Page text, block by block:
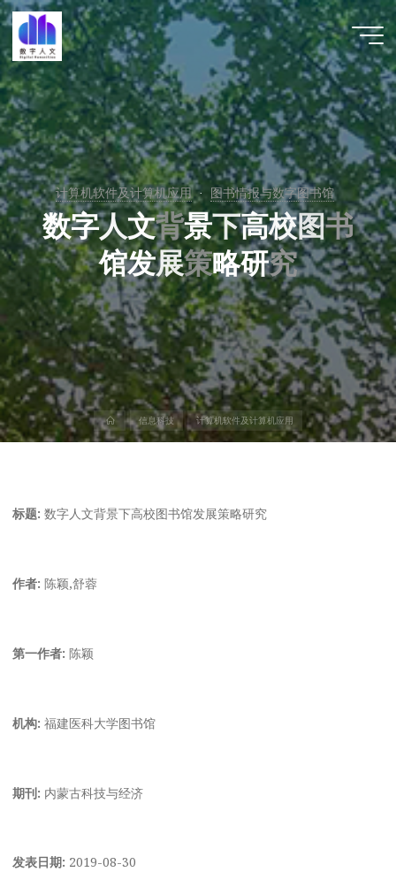
跳
至
内
容
数字人
文 |
DHCN
计算机软件及计算机应用 图书情报与数字图书馆
数字人文背景下高校图书
馆发展策略研究
首
页
信息科技 计算机软件及计算机应用
标题: 数字人文背景下高校图书馆发展策略研究
作者: 陈颖,舒蓉
第一作者: 陈颖
机构: 福建医科大学图书馆
期刊: 内蒙古科技与经济
发表日期: 2019-08-30